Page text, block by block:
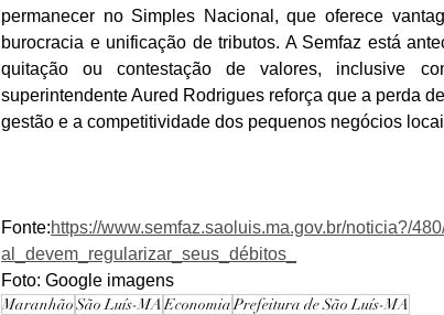
permanecer no Simples Nacional, que oferece
burocracia e unificação de tributos. A Semfaz está
quitação ou contestação de valores, inclusive
superintendente Aured Rodrigues reforça que a perda
gestão e a competitividade dos pequenos negócios
Fonte:https://www.semfaz.saoluis.ma.gov.br/noticia?/
al_devem_regularizar_seus_débitos_
Foto: Google imagens
MaranhãoSão Luís-MAEconomiaPrefeitura de São Luís-MA